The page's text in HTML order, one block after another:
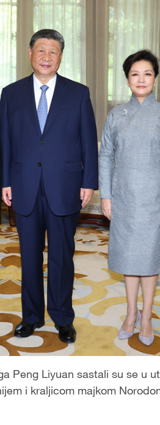
Peng Liyuan sastali su se u
i kraljicom majkom